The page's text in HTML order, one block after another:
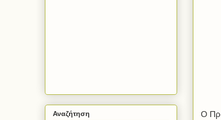
Ο
Αναζήτηση